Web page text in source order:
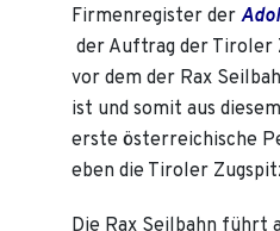
Firmenregister der
der Auftrag der Tiroler
vor dem der Rax
ist und somit aus
erste österreichische
eben die Tiroler
Die Rax Seilbahn führt